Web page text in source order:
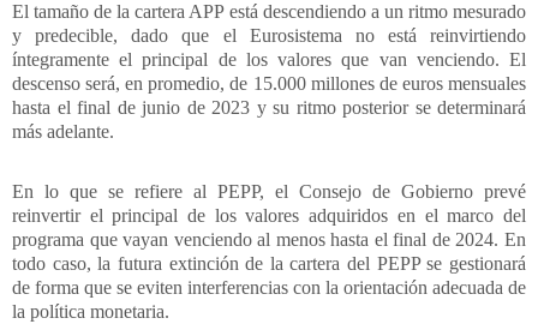
El tamaño de la cartera APP está descendiendo a un ritmo mesurado
y predecible, dado que el Eurosistema no está reinvirtiendo
íntegramente el principal de los valores que van venciendo. El
descenso será, en promedio, de 15.000 millones de euros mensuales
hasta el final de junio de 2023 y su ritmo posterior se determinará
más adelante.
En lo que se refiere al PEPP, el Consejo de Gobierno prevé
reinvertir el principal de los valores adquiridos en el marco del
programa que vayan venciendo al menos hasta el final de 2024. En
todo caso, la futura extinción de la cartera del PEPP se gestionará
de forma que se eviten interferencias con la orientación adecuada de
la política monetaria.